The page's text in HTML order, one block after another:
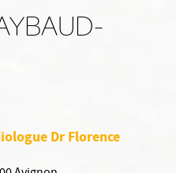
Dr Florence